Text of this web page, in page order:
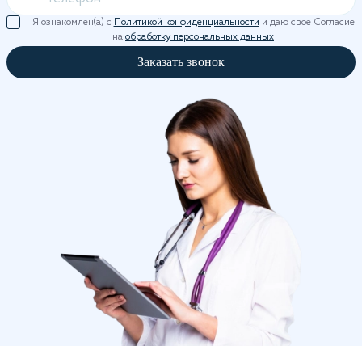
Я ознакомлен(а) с Политикой конфиденциальности и даю свое Согласие
на обработку персональных данных
Заказать звонок